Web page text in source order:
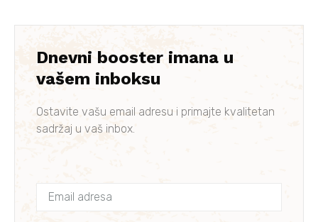
Dnevni booster imana u
vašem inboksu
Ostavite vašu email adresu i primajte kvalitetan
sadržaj u vaš inbox.